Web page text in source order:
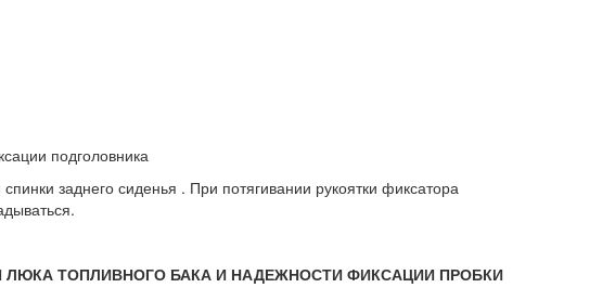
подголовника
заднего сиденья . При потягивании рукоятки фиксатора
ЛЮКА ТОПЛИВНОГО БАКА И НАДЕЖНОСТИ ФИКСАЦИИ ПРОБКИ